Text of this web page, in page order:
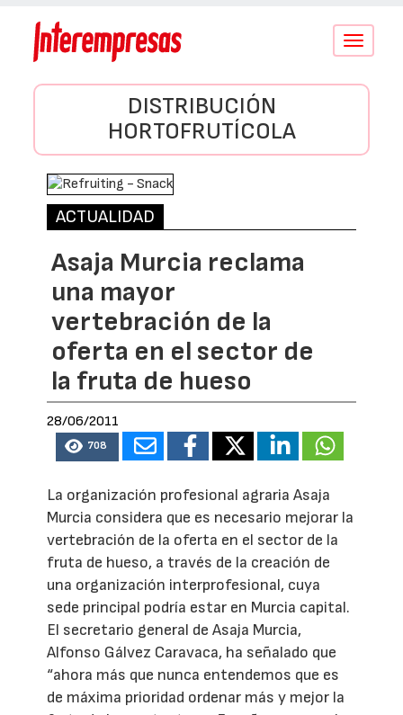
Conmutar
DISTRIBUCIÓN
HORTOFRUTÍCOLA
ACTUALIDAD
Asaja Murcia reclama
una mayor
vertebración de la
oferta en el sector de
la fruta de hueso
28/06/2011
708
La organización profesional agraria Asaja
Murcia considera que es necesario mejorar la
vertebración de la oferta en el sector de la
fruta de hueso, a través de la creación de
una organización interprofesional, cuya
sede principal podría estar en Murcia capital.
El secretario general de Asaja Murcia,
Alfonso Gálvez Caravaca, ha señalado que
“ahora más que nunca entendemos que es
de máxima prioridad ordenar más y mejor la